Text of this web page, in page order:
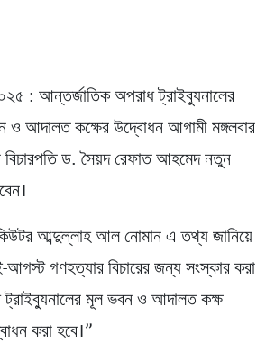
: আন্তর্জাতিক অপরাধ ট্রাইব্যুনালের
ও আদালত কক্ষের উদ্বোধন আগামী মঙ্গলবার
বিচারপতি ড. সৈয়দ রেফাত আহমেদ নতুন
আব্দুল্লাহ আল নোমান এ তথ্য জানিয়ে
গণহত্যার বিচারের জন্য সংস্কার করা
মূল ভবন ও আদালত কক্ষ
করা হবে।”